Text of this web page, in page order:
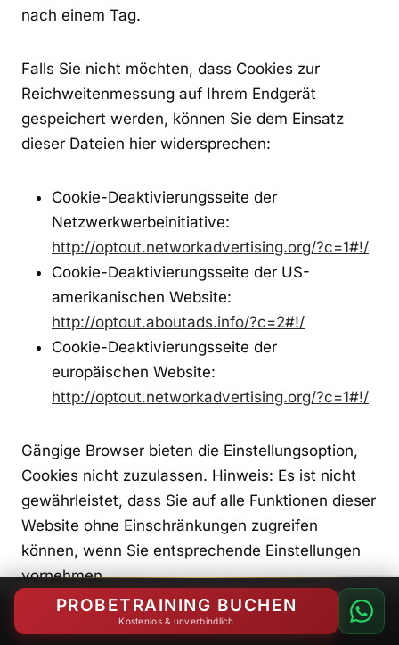
nach einem Tag.
Falls Sie nicht möchten, dass Cookies zur
Reichweitenmessung auf Ihrem Endgerät
gespeichert werden, können Sie dem Einsatz
dieser Dateien hier widersprechen:
Cookie-Deaktivierungsseite der
Netzwerkwerbeinitiative:
http://optout.networkadvertising.org/?c=1#!/
Cookie-Deaktivierungsseite der US-
amerikanischen Website:
http://optout.aboutads.info/?c=2#!/
Cookie-Deaktivierungsseite der
europäischen Website:
http://optout.networkadvertising.org/?c=1#!/
Gängige Browser bieten die Einstellungsoption,
Cookies nicht zuzulassen. Hinweis: Es ist nicht
gewährleistet, dass Sie auf alle Funktionen dieser
Website ohne Einschränkungen zugreifen
können, wenn Sie entsprechende Einstellungen
vornehmen.
6. Google Analytics und Google+
PROBETRAINING BUCHEN
Kostenlos & unverbindlich